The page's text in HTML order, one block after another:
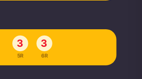
3
5R
3
6R